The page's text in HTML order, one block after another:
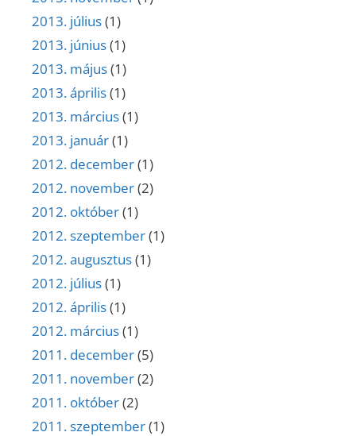
2013. július(1)
2013. június(1)
2013. május(1)
2013. április(1)
2013. március(1)
2013. január(1)
2012. december(1)
2012. november(2)
2012. október(1)
2012. szeptember(1)
2012. augusztus(1)
2012. július(1)
2012. április(1)
2012. március(1)
2011. december(5)
2011. november(2)
2011. október(2)
2011. szeptember(1)